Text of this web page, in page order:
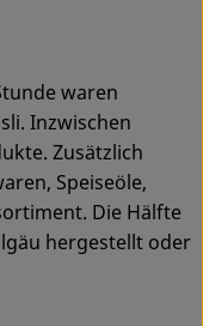
waren
Inzwischen
Zusätzlich
Speiseöle,
Die Hälfte
hergestellt oder